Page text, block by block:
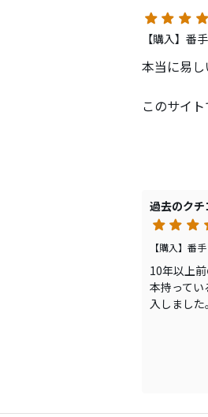
【購入】番
本当に易し
このサイ
たが、先
オークシ
トしまし
残り230
飛んでい
とにかく
最新のク
古いクラ
過去のクチ
【購入】番
10年以上
本持って
入しました。
最近のク
オープン
い。流石
フェース